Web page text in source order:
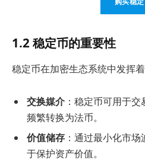
1.2 稳定币的重要性
稳定币在加密生态系统中发挥
交换媒介 ：稳定币可用于
频繁转换为法币。
价值储存 ：通过最小化市
于保护资产价值。